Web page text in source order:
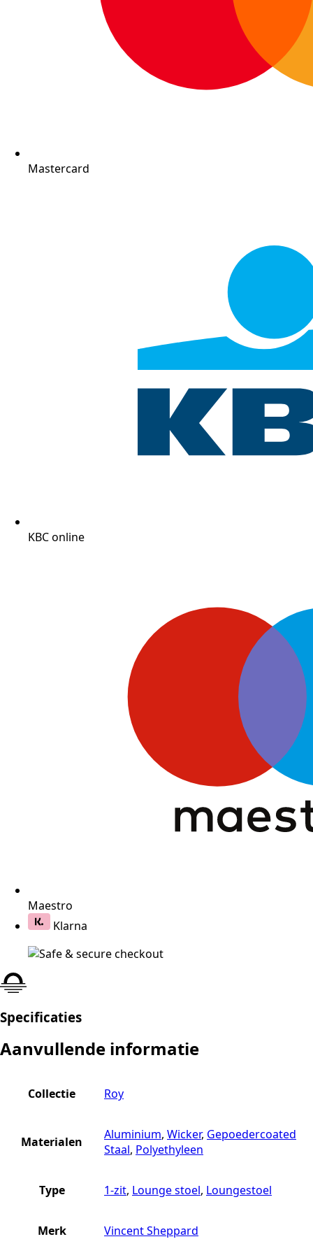
Mastercard
KBC online
Maestro
Klarna
Specificaties
Aanvullende informatie
Collectie Roy
Materialen Aluminium, Wicker, Gepoedercoated
Staal, Polyethyleen
Type 1-zit, Lounge stoel, Loungestoel
Merk Vincent Sheppard